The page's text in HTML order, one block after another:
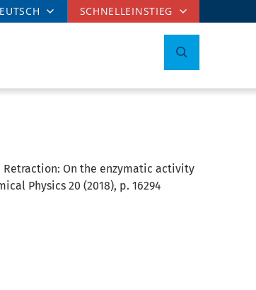
SCHNELLEINSTIEG
Retraction: On the enzymatic activity
Physics 20 (2018), p. 16294